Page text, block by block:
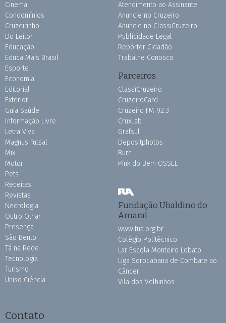
Cinema
Condomínios
Cruzeirinho
Do Leitor
Educação
Educa Mais Brasil
Esporte
Economia
Editorial
Exterior
Guia Saúde
Informação Livre
Letra Viva
Magnus Futsal
Mix
Motor
Pets
Receitas
Revistas
Necrologia
Outro Olhar
Presença
São Bento
Tá na Rede
Tecnologia
Turismo
Uniso Ciência
Atendimento ao Assinante
Anuncie no Cruzeiro
Anuncie no ClassiCruzeiro
Publicidade Legal
Repórter Cidadão
Trabalhe Conosco
Parceiros
ClassiCruzeiro
CruzeiroCard
Cruzeiro FM 92.3
CruxLab
Grafsul
Depositphotos
Burh
Pink do Bem OSSEL
Fundação Ubaldino do
Amaral
www.fua.org.br
Colégio Politécnico
Lar Escola Monteiro Lobato
Liga Sorocabana de Combate ao
Câncer
Vila dos Velhinhos
Contato